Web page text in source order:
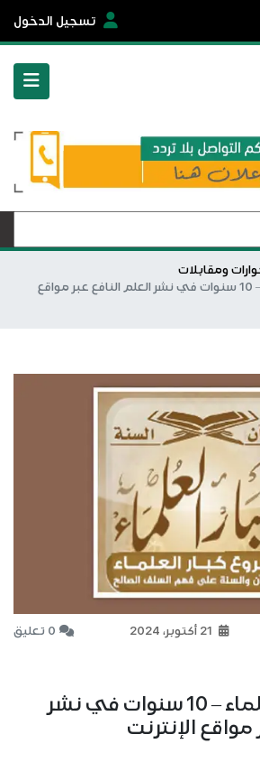
تسجيل الدخول
ومقابلات
مشروع كبار العلماء – 10 سنوات في نشر العلم النافع عبر مواقع
0 تعليق
مشروع كبار العلماء – 10 سنوات في نشر
مواقع الإنترنت